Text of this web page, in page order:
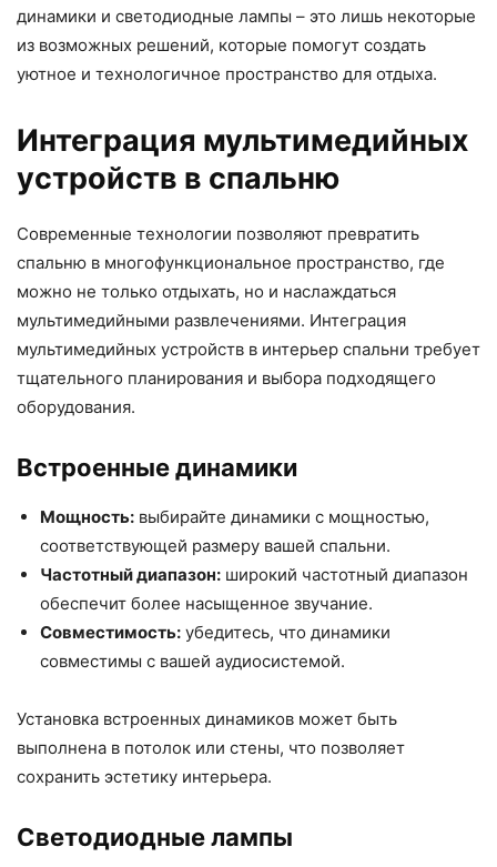
динамики и светодиодные лампы – это лишь некоторые
из возможных решений, которые помогут создать
уютное и технологичное пространство для отдыха.
Интеграция мультимедийных
устройств в спальню
Современные технологии позволяют превратить
спальню в многофункциональное пространство, где
можно не только отдыхать, но и наслаждаться
мультимедийными развлечениями. Интеграция
мультимедийных устройств в интерьер спальни требует
тщательного планирования и выбора подходящего
оборудования.
Встроенные динамики
Мощность: выбирайте динамики с мощностью,
соответствующей размеру вашей спальни.
Частотный диапазон: широкий частотный диапазон
обеспечит более насыщенное звучание.
Совместимость: убедитесь, что динамики
совместимы с вашей аудиосистемой.
Установка встроенных динамиков может быть
выполнена в потолок или стены, что позволяет
сохранить эстетику интерьера.
Светодиодные лампы